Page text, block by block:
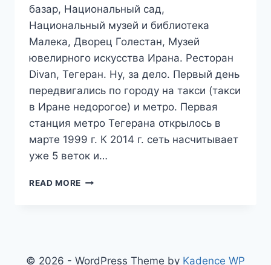
базар, Национальный сад,
Национальный музей и библиотека
Малека, Дворец Голестан, Музей
ювелирного искусства Ирана. Ресторан
Divan, Тегеран. Ну, за дело. Первый день
передвигались по городу на такси (такси
в Иране недорогое) и метро. Первая
станция метро Тегерана открылось в
марте 1999 г. К 2014 г. сеть насчитывает
уже 5 веток и…
READ MORE ПУТЕШЕСТВИЕ
РОСКОШЬ
© 2026 - WordPress Theme by Kadence WP